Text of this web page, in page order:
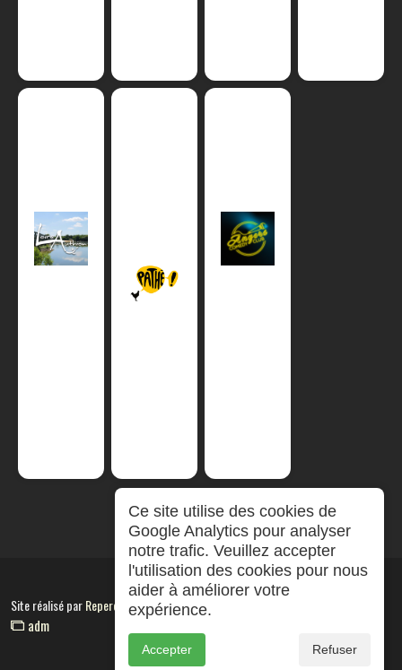
Site réalisé parRepereCom
adm
Ce site utilise des cookies de
Google Analytics pour analyser
notre trafic. Veuillez accepter
l'utilisation des cookies pour nous
aider à améliorer votre
expérience.
Accepter Refuser